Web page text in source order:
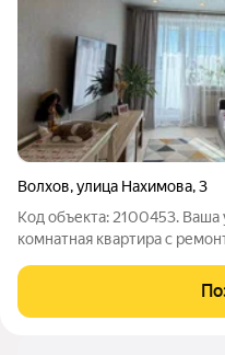
Волхов,улица Нахимова,3
Код объекта: 2100453. Ваша уютная гавань: светлая 1-
комнатная квартира с
начать жить, наслаждаясь
однокомнатная квартира